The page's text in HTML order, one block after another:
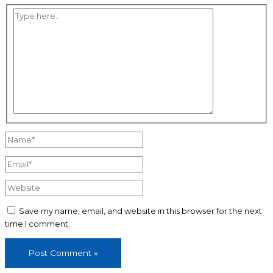
Type
Name*
Email*
Website
Save my name, email, and website in this browser for the next
time I comment.